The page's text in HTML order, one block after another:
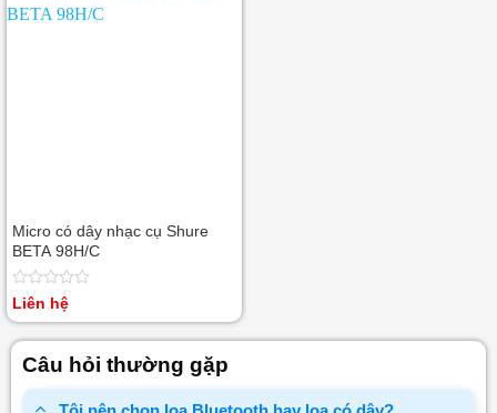
sao
Micro có dây nhạc cụ Shure
BETA 98H/C
Được
0
sao
Liên hệ
Câu hỏi thường gặp